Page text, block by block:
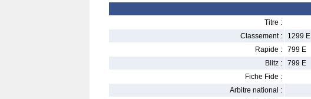
Titre :
Classement :
1299 E
Rapide :
799 E
Blitz :
799 E
Fiche Fide :
Arbitre national :